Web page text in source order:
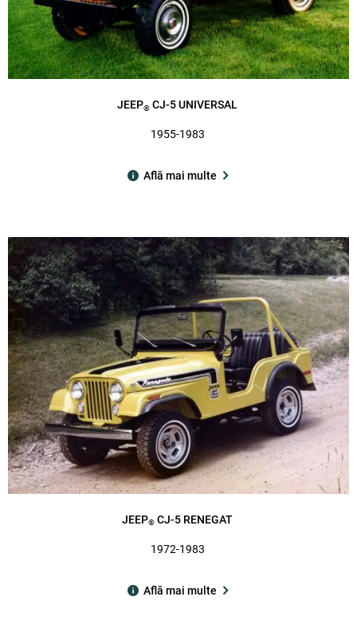
JEEP® CJ-5 UNIVERSAL
1955-1983
Află mai multe
JEEP® CJ-5 RENEGAT
1972-1983
Află mai multe